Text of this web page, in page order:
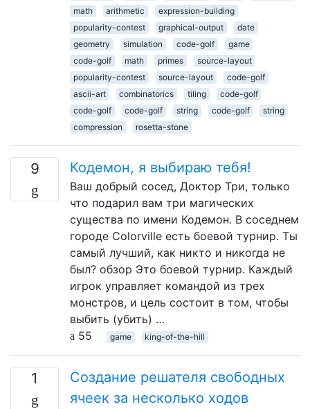
math
arithmetic
expression-building
popularity-contest
graphical-output
date
geometry
simulation code-golf
game
code-golf
math primes
source-layout
popularity-contest
source-layout
code-golf
ascii-art
combinatorics tiling
code-golf
code-golf
code-golf string code-golf
string
compression
rosetta-stone
9 Кодемон, я выбираю тебя!
Ваш добрый сосед, Доктор Три, только
что подарил вам три магических
существа по имени Кодемон. В соседнем
городе Colorville есть боевой турнир. Ты
самый лучший, как никто и никогда не
был? обзор Это боевой турнир. Каждый
игрок управляет командой из трех
монстров, и цель состоит в том, чтобы
выбить (убить) …
55
game king-of-the-hill
1
Создание решателя свободных
ячеек за несколько ходов